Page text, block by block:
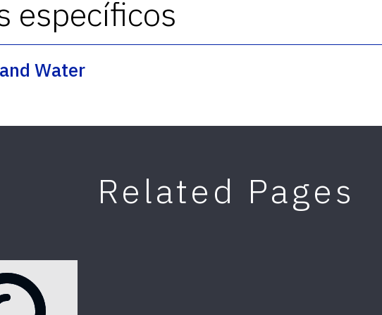
específicos
Water
Related Pages